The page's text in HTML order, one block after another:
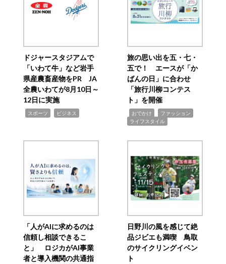
ドジャースタジアムで
「いわて牛」など岩手
県産農畜産物をPR JA
全農いわてが8月10日～
12日に実施
スポーツ ビジネス
旅の思い出を五・七・
五で！ エースが「か
ばんの日」に合わせ
「旅行川柳コンテス
ト」を開催
おでかけ ファッション
ライフスタイル
「人がAIに求めるのは
信頼し相談できるこ
と」 ロジカがAI事業
者と導入機関の共通指
日野川の風を感じて絶
品ジビエも満喫 鳥取
のサイクリングイベン
ト